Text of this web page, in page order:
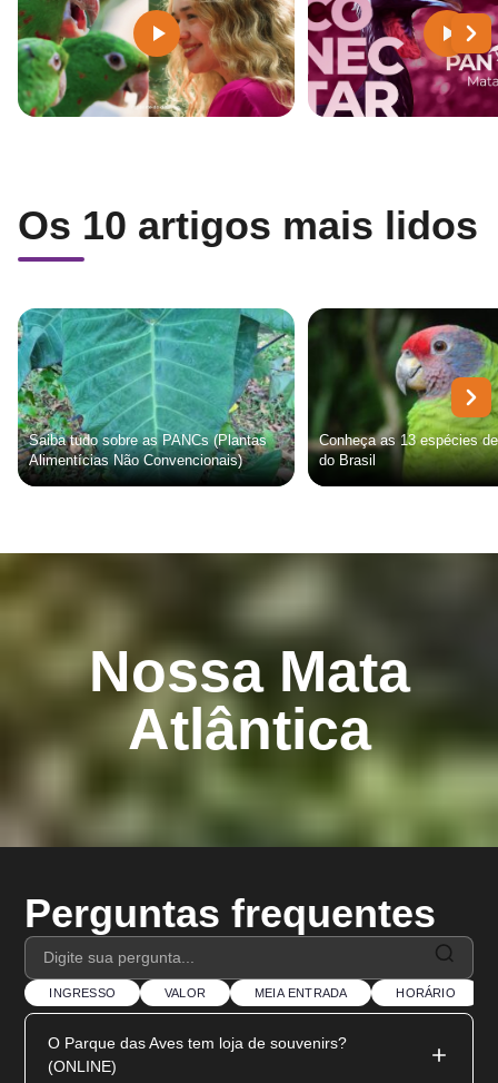
Os 10 artigos mais lidos
Saiba tudo sobre as PANCs (Plantas
Alimentícias Não Convencionais)
Conheça as 13 espécies
do Brasil
Nossa Mata
Atlântica
Perguntas frequentes
INGRESSO VALOR MEIA ENTRADA HORÁRIO
O Parque das Aves tem loja de souvenirs?
(ONLINE)